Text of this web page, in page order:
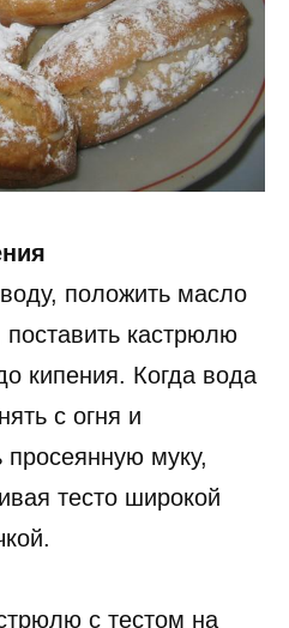
положить масло
кастрюлю
кипения. Когда вода
с огня и
просеянную муку,
тесто широкой
с тестом на